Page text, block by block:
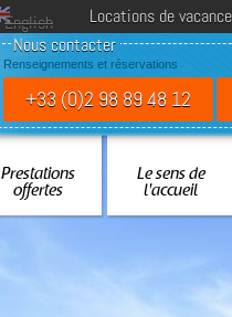
English Locations de
Nous contacter
Renseignements et réservations
+33 (0)2 98 89 48 12
Prestations
offertes
Le sens de
l'accueil